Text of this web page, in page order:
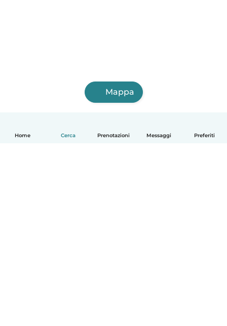
Home Cerca Prenotazioni Messaggi Preferiti
Mappa